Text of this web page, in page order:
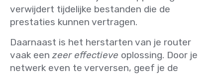
verwijdert tijdelijke bestanden die de
prestaties kunnen vertragen.
Daarnaast is het herstarten van je router
vaak eenzeer effectieve oplossing. Door je
netwerk even te verversen, geef je de